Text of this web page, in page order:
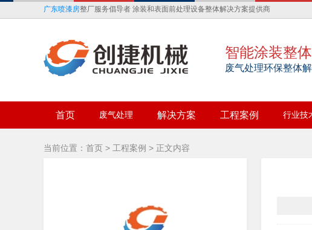
广东喷漆房整厂服务倡导者 涂装和表面前处理设备整体解决方案提供商
智能涂装整
废气处理环保整体
首页 废气处理 解决方案 工程案例 行业技
当前位置： 首页 > 工程案例 > 正文内容